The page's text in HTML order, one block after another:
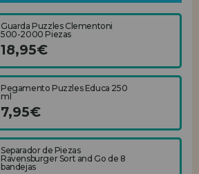
Guarda Puzzles Clementoni
500-2000 Piezas
18,95€
Pegamento Puzzles Educa 250
ml
7,95€
Separador de Piezas
Ravensburger Sort and Go de 8
bandejas